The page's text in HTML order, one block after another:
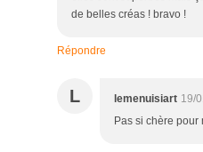
de belles créas ! bravo !
Répondre
L lemenuisiart 19/
Pas si chère pour